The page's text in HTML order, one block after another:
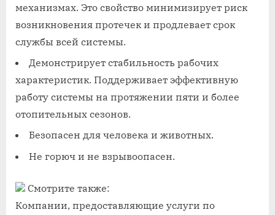
механизмах. Это свойство минимизирует риск
возникновения протечек и продлевает срок
службы всей системы.
Демонстрирует стабильность рабочих
характеристик. Поддерживает эффективную
работу системы на протяжении пяти и более
отопительных сезонов.
Безопасен для человека и животных.
Не горюч и не взрывоопасен.
Смотрите также:
Компании, предоставляющие услуги по